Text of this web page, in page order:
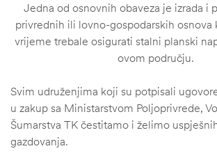
Jedna od osnovnih obaveza je izrada i
privrednih ili lovno-gospodarskih osnova
vrijeme trebale osigurati stalni planski
ovom području.
Svim udruženjima koji su potpisali
u zakup sa Ministarstvom Poljoprivrede,
Šumarstva TK čestitamo i želimo
gazdovanja.